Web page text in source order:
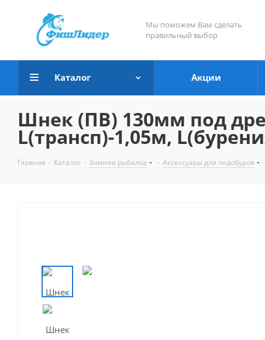
Мы поможем Вам сделать
правильный выбор
Каталог Акции
Шнек (ПВ) 130мм под
L(трансп)-1,05м,
Главная - Каталог - Зимняя рыбалка - Аксессуары для ледобуров